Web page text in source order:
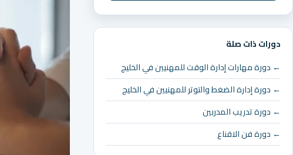
دورات ذات صلة
← دورة مهارات إدارة الوقت للمهنيين في الخليج
← دورة إدارة الضغط والتوتر للمهنيين في الخليج
← دورة تدريب المدربين
← دورة فن الاقناع